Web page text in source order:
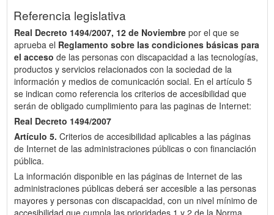
Referencia legislativa
Real Decreto 1494/2007, 12 de Noviembre por el que se
aprueba el Reglamento sobre las condiciones básicas para
el acceso de las personas con discapacidad a las tecnologías,
productos y servicios relacionados con la sociedad de la
información y medios de comunicación social. En el artículo 5
se indican como referencia los criterios de accesibilidad que
serán de obligado cumplimiento para las paginas de Internet:
Real Decreto 1494/2007
Artículo 5. Criterios de accesibilidad aplicables a las páginas
de Internet de las administraciones públicas o con financiación
pública.
La información disponible en las páginas de Internet de las
administraciones públicas deberá ser accesible a las personas
mayores y personas con discapacidad, con un nivel mínimo de
accesibilidad que cumpla las prioridades 1 y 2 de la Norma